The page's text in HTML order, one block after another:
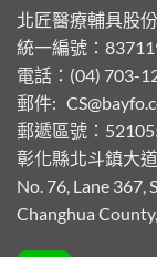
北匠醫療輔具股
統一編號：
電話：(04) 703-
郵件:
郵遞區號：
彰化縣北斗鎮大
No. 76, Lane 367,
Changhua